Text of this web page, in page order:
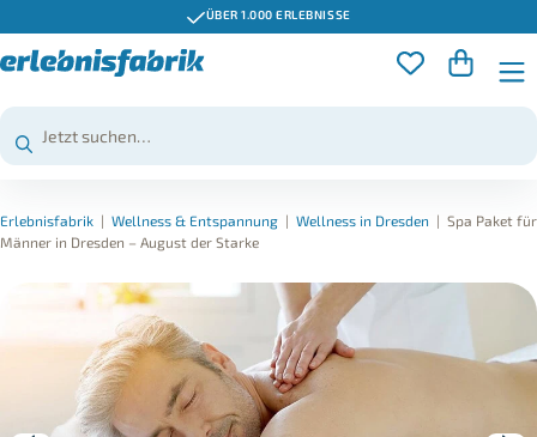
ÜBER 1.000 ERLEBNISSE
Erlebnisfabrik | Wellness & Entspannung | Wellness in Dresden | Spa Paket für
Männer in Dresden – August der Starke